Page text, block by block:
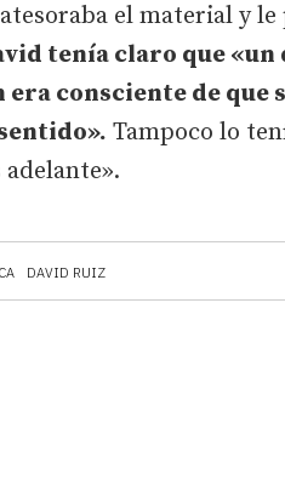
DAVID RUIZ
el material y
tenía claro que
consciente de que
Tampoco lo